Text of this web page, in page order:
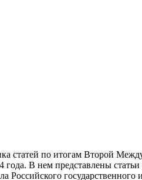
статей по итогам Второй
В нем представлены статьи
Российского